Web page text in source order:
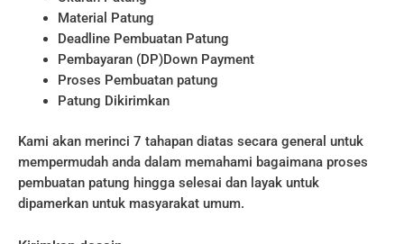
Material Patung
Deadline Pembuatan Patung
Pembayaran (DP)Down Payment
Proses Pembuatan patung
Patung Dikirimkan
Kami akan merinci 7 tahapan diatas secara general untuk
mempermudah anda dalam memahami bagaimana proses
pembuatan patung hingga selesai dan layak untuk
dipamerkan untuk masyarakat umum.